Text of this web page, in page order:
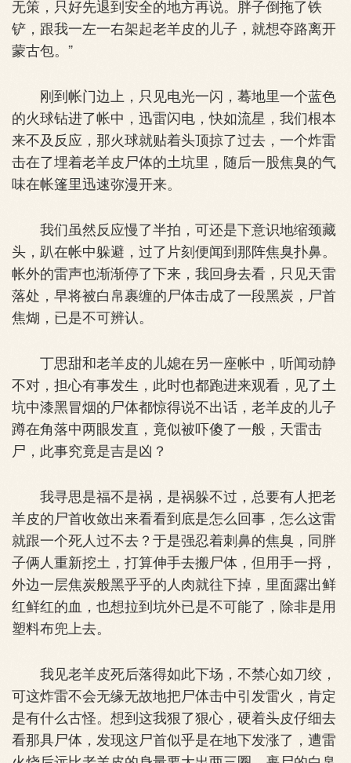
无策，只好先退到安全的地方再说。胖子倒拖了铁
铲，跟我一左一右架起老羊皮的儿子，就想夺路离开
蒙古包。”
刚到帐门边上，只见电光一闪，蓦地里一个蓝色
的火球钻进了帐中，迅雷闪电，快如流星，我们根本
来不及反应，那火球就贴着头顶掠了过去，一个炸雷
击在了埋着老羊皮尸体的土坑里，随后一股焦臭的气
味在帐篷里迅速弥漫开来。
我们虽然反应慢了半拍，可还是下意识地缩颈藏
头，趴在帐中躲避，过了片刻便闻到那阵焦臭扑鼻。
帐外的雷声也渐渐停了下来，我回身去看，只见天雷
落处，早将被白帛裹缠的尸体击成了一段黑炭，尸首
焦煳，已是不可辨认。
丁思甜和老羊皮的儿媳在另一座帐中，听闻动静
不对，担心有事发生，此时也都跑进来观看，见了土
坑中漆黑冒烟的尸体都惊得说不出话，老羊皮的儿子
蹲在角落中两眼发直，竟似被吓傻了一般，天雷击
尸，此事究竟是吉是凶？
我寻思是福不是祸，是祸躲不过，总要有人把老
羊皮的尸首收敛出来看看到底是怎么回事，怎么这雷
就跟一个死人过不去？于是强忍着刺鼻的焦臭，同胖
子俩人重新挖土，打算伸手去搬尸体，但用手一捋，
外边一层焦炭般黑乎乎的人肉就往下掉，里面露出鲜
红鲜红的血，也想拉到坑外已是不可能了，除非是用
塑料布兜上去。
我见老羊皮死后落得如此下场，不禁心如刀绞，
可这炸雷不会无缘无故地把尸体击中引发雷火，肯定
是有什么古怪。想到这我狠了狠心，硬着头皮仔细去
看那具尸体，发现这尸首似乎是在地下发涨了，遭雷